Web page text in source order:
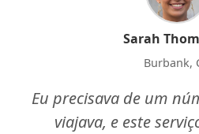
Sarah
Burbank,
Eu precisava de um
viajava, e este